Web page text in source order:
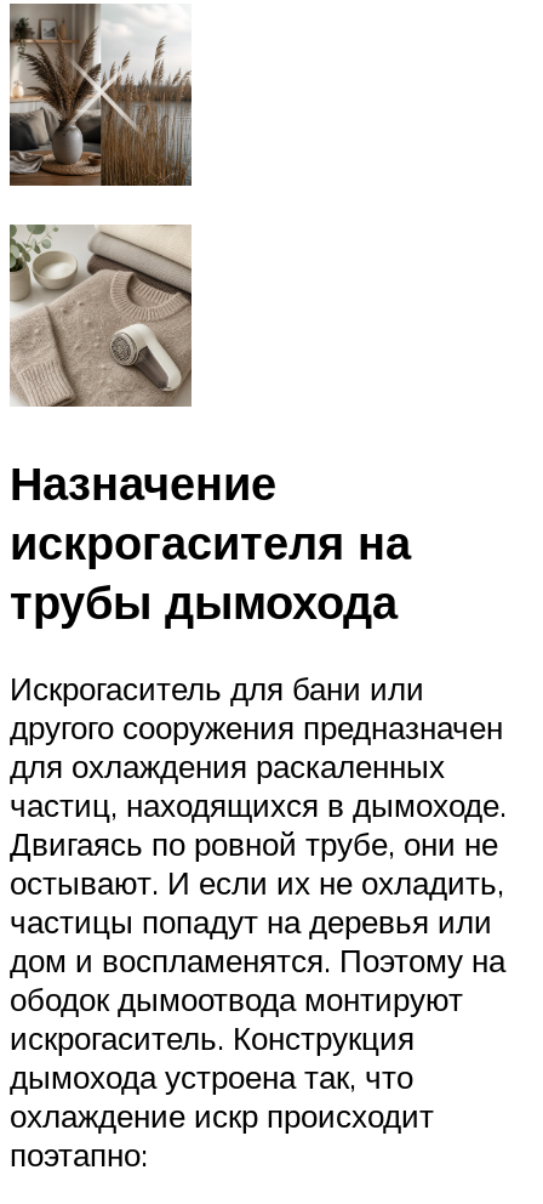
Назначение
искрогасителя на
трубы дымохода
Искрогаситель для бани или
другого сооружения предназначен
для охлаждения раскаленных
частиц, находящихся в дымоходе.
Двигаясь по ровной трубе, они не
остывают. И если их не охладить,
частицы попадут на деревья или
дом и воспламенятся. Поэтому на
ободок дымоотвода монтируют
искрогаситель. Конструкция
дымохода устроена так, что
охлаждение искр происходит
поэтапно: